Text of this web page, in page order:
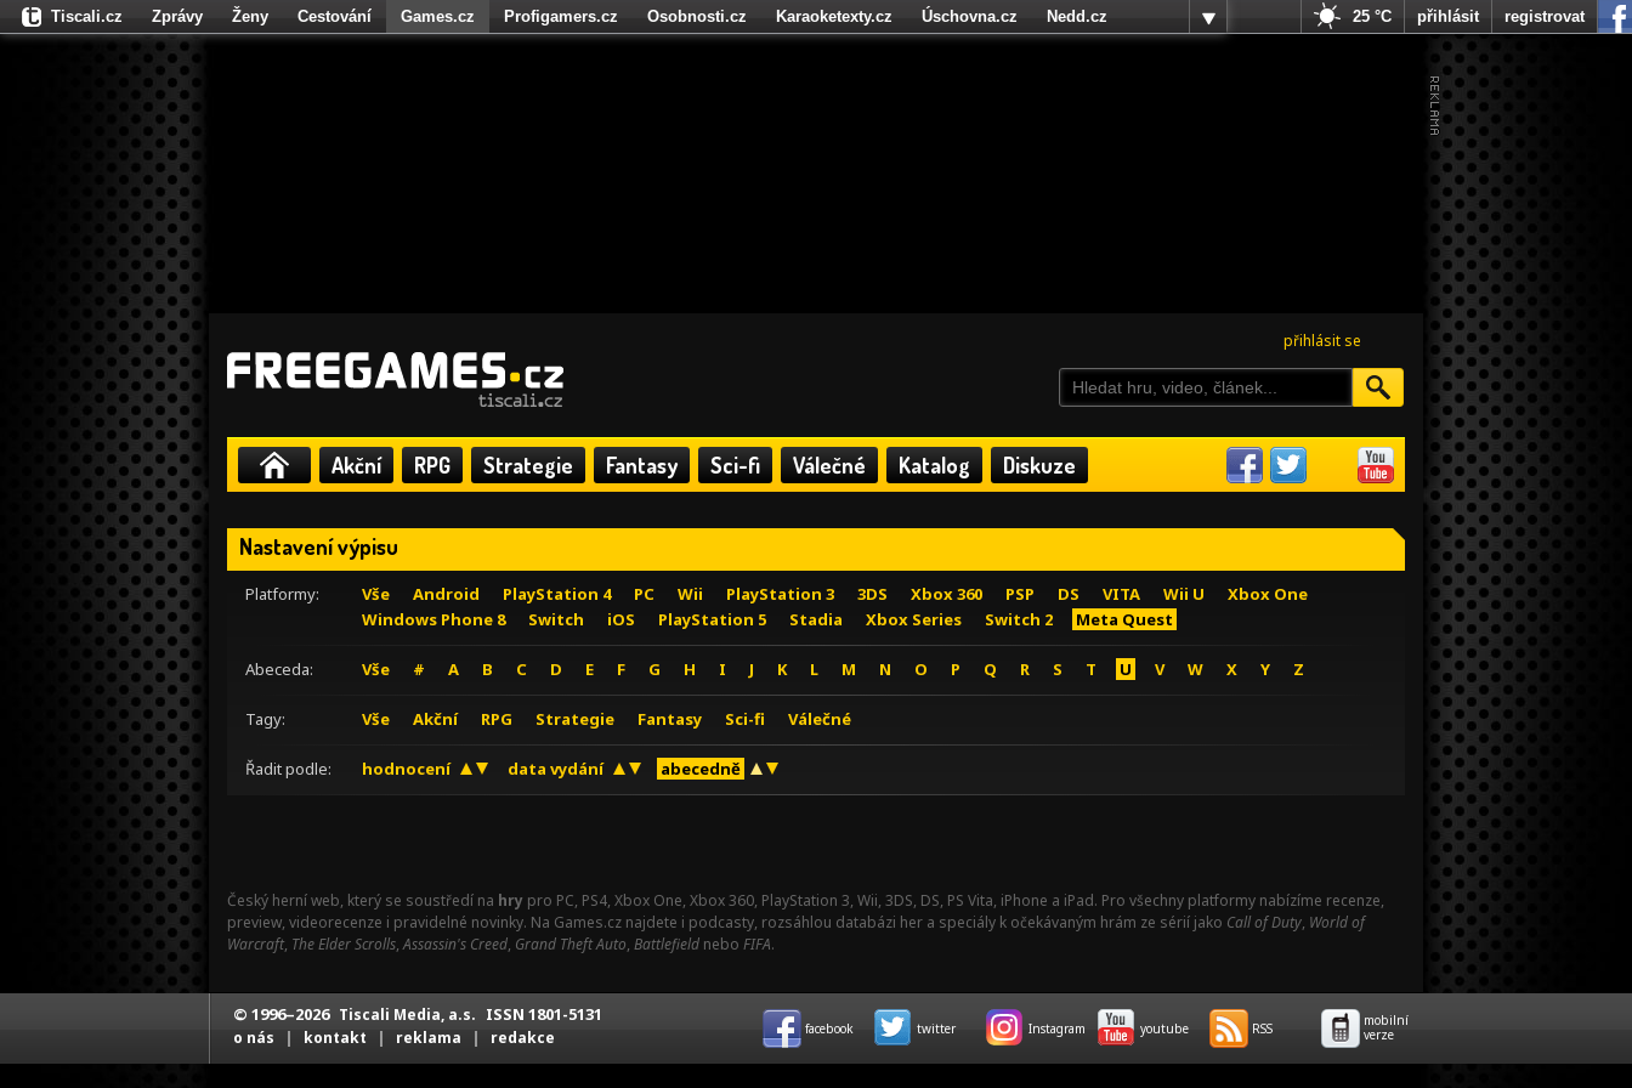
přihlásit se
Akční RPG Strategie Fantasy Sci-fi Válečné Katalog Diskuze
Nastavení výpisu
Platformy: Vše Android PlayStation 4 PC Wii PlayStation 3 3DS Xbox 360 PSP DS VITA Wii U
Xbox One
Windows Phone 8
Switch iOS PlayStation 5 Stadia Xbox Series Switch 2 Meta Quest
Abeceda: Vše # A B C D E F G H I J K L M N O P Q R S T U V W X Y Z
Tagy: Vše Akční RPG Strategie Fantasy Sci-fi Válečné
Řadit podle: hodnocení data vydání abecedně
Český herní web, který se soustředí na hry pro PC, PS4, Xbox One, Xbox 360, PlayStation 3, Wii, 3DS, DS, PS Vita, iPhone a iPad. Pro všechny platformy nabízíme recenze,
preview, videorecenze i pravidelné novinky. Na Games.cz najdete i podcasty, rozsáhlou databázi her a speciály k očekávaným hrám ze sérií jako Call of Duty, World of
Warcraft, The Elder Scrolls,Assassin's Creed, Grand Theft Auto, Battlefield nebo FIFA.
Tiscali.cz Zprávy Ženy Cestování Games.cz Profigamers.cz Osobnosti.cz Karaoketexty.cz Úschovna.cz
Nedd.cz
Fights.cz
25 °C přihlásit registrovat
© 1996–2026 Tiscali Media, a.s. ISSN 1801-5131
o nás | kontakt | reklama | redakce facebook twitter Instagram youtube RSS
mobilní
verze